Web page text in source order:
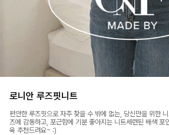
로니안 루즈핏니트
편안한 루즈핏으로 자주 찾을 수 밖에 없는, 당신만을 위한
즈에 감동하고, 포근함에 기분 좋아지는 니트세련된 배색 포
욱 추천드려요~ :)